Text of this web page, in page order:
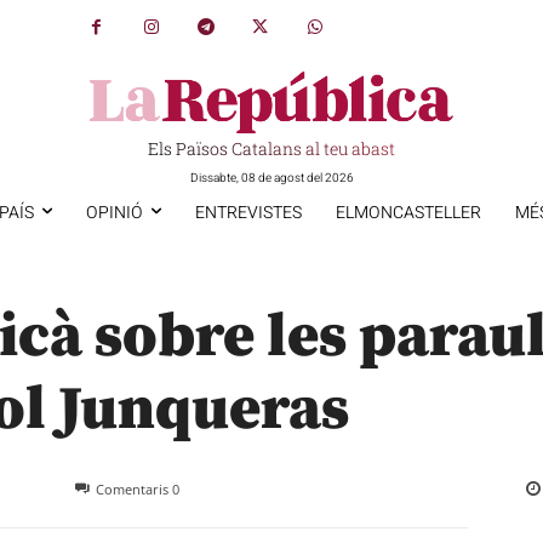
Els Països Catalans al teu abast
Dissabte, 08 de agost del 2026
PAÍS OPINIÓ ENTREVISTES ELMONCASTELLER
sobre les
Junqueras
Comentaris 0